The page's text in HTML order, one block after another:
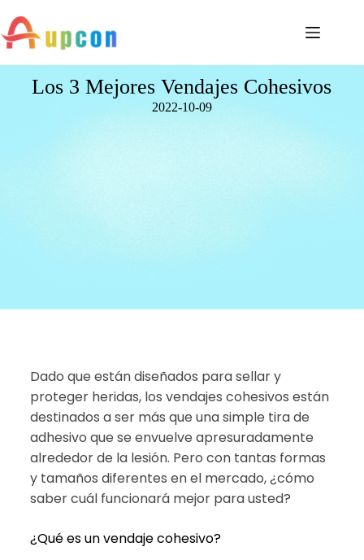
Los 3 Mejores Vendajes Cohesivos
2022-10-09
Dado que están diseñados para sellar y
proteger heridas, los vendajes cohesivos están
destinados a ser más que una simple tira de
adhesivo que se envuelve apresuradamente
alrededor de la lesión. Pero con tantas formas
y tamaños diferentes en el mercado, ¿cómo
saber cuál funcionará mejor para usted?
¿Qué es un vendaje cohesivo?